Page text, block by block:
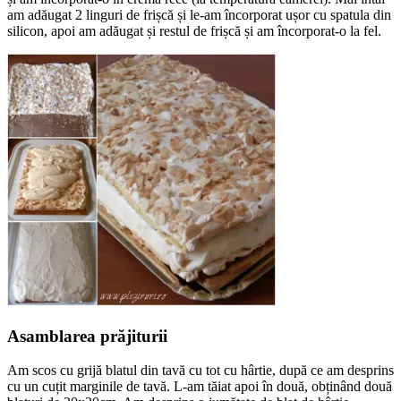
am adăugat 2 linguri de frișcă și le-am încorporat ușor cu spatula din
silicon, apoi am adăugat și restul de frișcă și am încorporat-o la fel.
Asamblarea prăjiturii
Am scos cu grijă blatul din tavă cu tot cu hârtie, după ce am desprins
cu un cuțit marginile de tavă. L-am tăiat apoi în două, obținând două